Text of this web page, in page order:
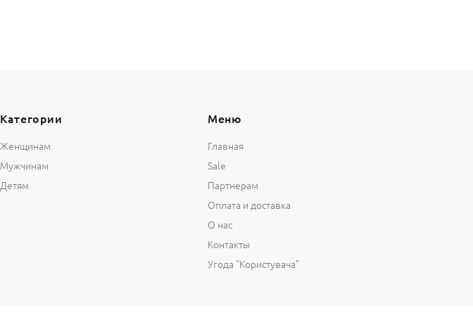
Категории
Женщинам
Мужчинам
Детям
Меню
Главная
Sale
Партнерам
Оплата и доставка
О нас
Контакты
Угода "Користувача"